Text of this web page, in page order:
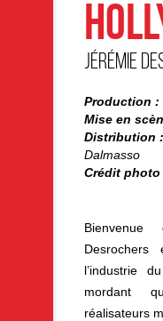
Jérémie
Production :
Mise en
Distribution :
Dalmasso
Crédit photo
Desrochers
l’industrie
mordant
réalisateurs